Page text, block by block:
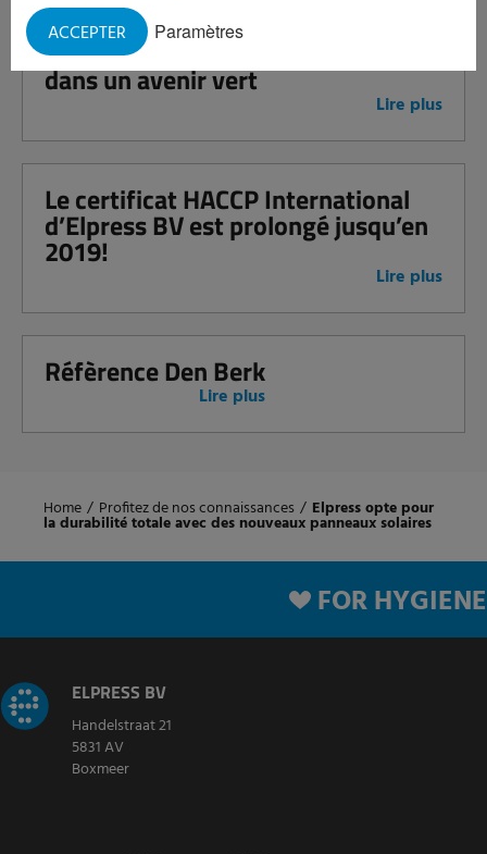
Paramètres
ACCEPTER
Het Vossenbos : investir ensemble
dans un avenir vert
Lire plus
Le certificat HACCP International
d’Elpress BV est prolongé jusqu’en
2019!
Lire plus
Réfèrence Den Berk
Lire plus
Home / Profitez de nos connaissances / Elpress opte pour
la durabilité totale avec des nouveaux panneaux solaires
FOR HYGIENE
ELPRESS BV
Handelstraat 21
5831 AV
Boxmeer